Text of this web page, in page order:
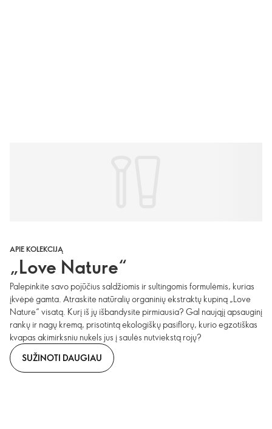
APIE KOLEKCIJĄ
„Love Nature“
Palepinkite savo pojūčius saldžiomis ir sultingomis formulėmis, kurias
įkvėpė gamta. Atraskite natūralių organinių ekstraktų kupiną „Love
Nature“ visatą. Kurį iš jų išbandysite pirmiausia? Gal naująjį apsauginį
rankų ir nagų kremą, prisotintą ekologiškų pasiflorų, kurio egzotiškas
kvapas akimirksniu nukels jus į saulės nutviekstą rojų?
SUŽINOTI DAUGIAU